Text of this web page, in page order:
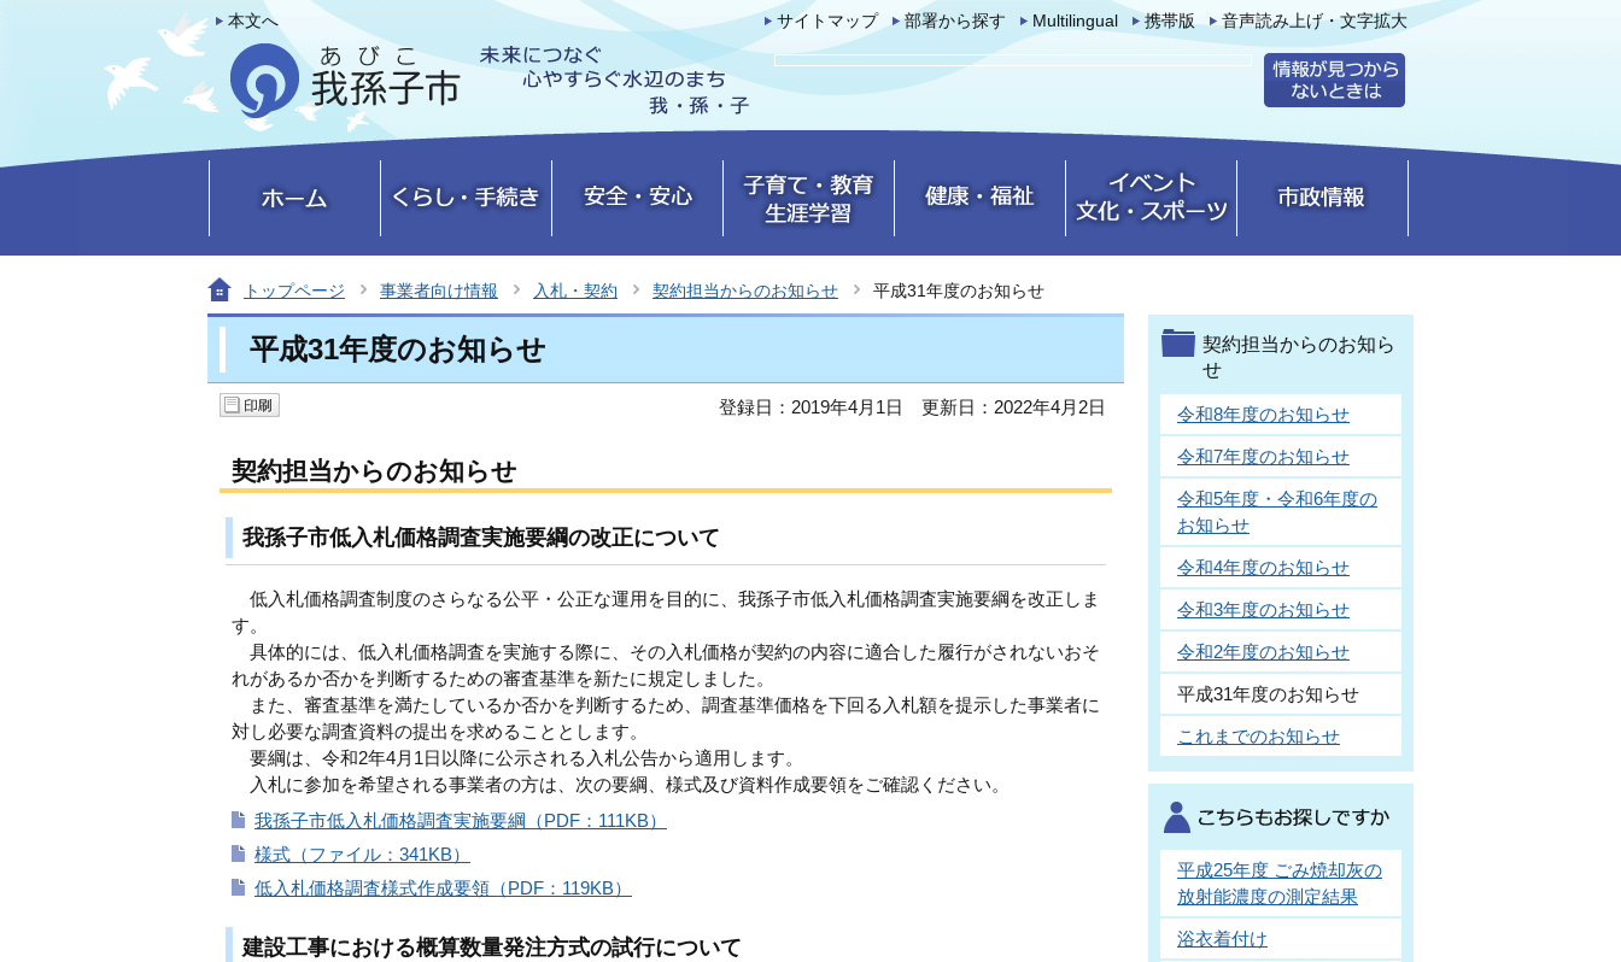
本文へ サイトマップ 部署から探す Multilingual 携帯版 音声読み上げ・文字拡大
トップページ 事業者向け情報 入札・契約 契約担当からのお知らせ 平成31年度のお知らせ
平成31年度のお知らせ
登録日：2019年4月1日 更新日：2022年4月2日
契約担当からのお知らせ
我孫子市低入札価格調査実施要綱の改正について
低入札価格調査制度のさらなる公平・公正な運用を目的に、我孫子市低入札価格調査実施要綱を改正しま
す。
具体的には、低入札価格調査を実施する際に、その入札価格が契約の内容に適合した履行がされないおそ
れがあるか否かを判断するための審査基準を新たに規定しました。
また、審査基準を満たしているか否かを判断するため、調査基準価格を下回る入札額を提示した事業者に
対し必要な調査資料の提出を求めることとします。
要綱は、令和2年4月1日以降に公示される入札公告から適用します。
入札に参加を希望される事業者の方は、次の要綱、様式及び資料作成要領をご確認ください。
我孫子市低入札価格調査実施要綱（PDF：111KB）
様式（ファイル：341KB）
低入札価格調査様式作成要領（PDF：119KB）
建設工事における概算数量発注方式の試行について
契約担当からのお知ら
せ
令和8年度のお知らせ
令和7年度のお知らせ
令和5年度・令和6年度の
お知らせ
令和4年度のお知らせ
令和3年度のお知らせ
令和2年度のお知らせ
平成31年度のお知らせ
これまでのお知らせ
平成25年度 ごみ焼却灰の
放射能濃度の測定結果
浴衣着付け